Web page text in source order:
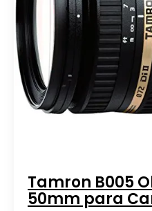
Tamron B005
50mm para